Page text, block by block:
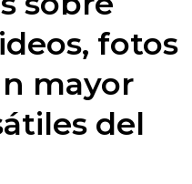
fotos
mayor
del